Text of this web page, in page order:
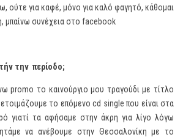
ούτε για καφέ, μόνο για καλό φαγητό, κάθομαι
μπαίνω συνέχεια στο facebook
την περίοδο;
promo το καινούργιο μου τραγούδι με τίτλο
το επόμενο cd single που είναι στα
γιατί τα αφήσαμε στην άκρη για λίγο λόγω
να ανέβουμε στην Θεσσαλονίκη με το